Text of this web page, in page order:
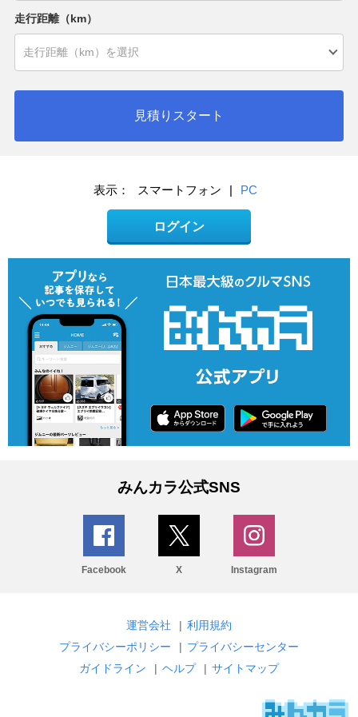
走行距離（km）
見積りスタート
表示： スマートフォン | PC
ログイン
みんカラ公式SNS
Facebook X Instagram
運営会社 | 利用規約
プライバシーポリシー
| プライバシーセンター
ガイドライン
| ヘルプ | サイトマップ